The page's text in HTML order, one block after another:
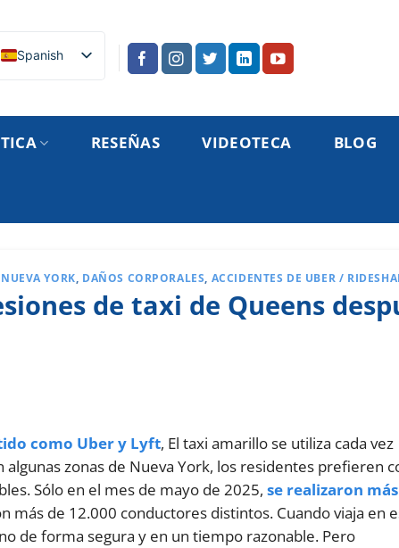
Spanish
RESEÑAS VIDEOTECA BLOG
YORK DAÑOS CORPORALES ACCIDENTES DE UBER /
de taxi de Queens
como Uber y Lyft, El taxi amarillo se utiliza cada vez
zonas de Nueva York, los residentes prefieren
Sólo en el mes de mayo de 2025,se realizaron
más de 12.000 conductores distintos. Cuando viaja en
de forma segura y en un tiempo razonable. Pero